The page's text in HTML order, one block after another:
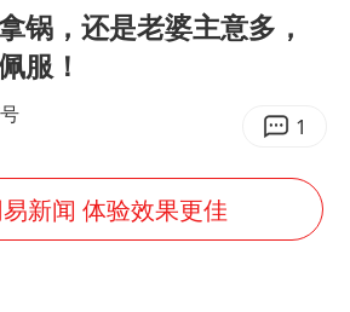
韩军前线部队连曝丑闻
云南一男子胃中取出180颗铁钉
锅，还是老婆主意多，
服！
1
新闻 体验效果更佳